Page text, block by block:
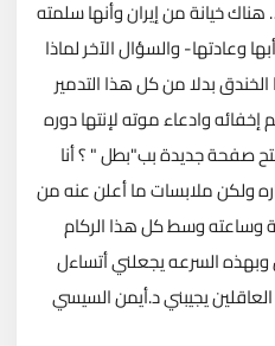
خيانة من إيران وأنها سلمته
وعادتها- والسؤال الآخر لماذا
بدلا من كل هذا التدمير
وادعاء موته لإنتها دوره
صفحة جديدة بب"بطل " ؟ أنا
ولكن ملابسات ما أعلن عنه من
وساعته وسط كل هذا الركام
السرعه يجعلني أتساءل
يجيبني د.أيمن السيسي